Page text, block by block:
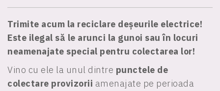
Trimite acum la reciclare deșeurile electrice!
Este ilegal să le arunci la gunoi sau în locuri
neamenajate special pentru colectarea lor!
Vino cu ele la unul dintre punctele de
colectare provizorii amenajate pe perioada